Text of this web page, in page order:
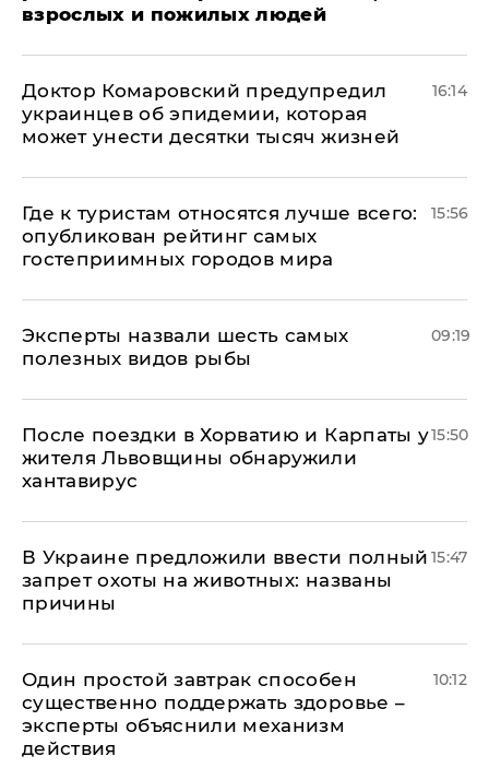
взрослых и пожилых людей
Доктор Комаровский предупредил
украинцев об эпидемии, которая
может унести десятки тысяч жизней
16:14
Где к туристам относятся лучше всего:
опубликован рейтинг самых
гостеприимных городов мира
15:56
Эксперты назвали шесть самых
полезных видов рыбы
09:19
После поездки в Хорватию и Карпаты у
жителя Львовщины обнаружили
хантавирус
15:50
В Украине предложили ввести полный
запрет охоты на животных: названы
причины
15:47
Один простой завтрак способен
существенно поддержать здоровье –
эксперты объяснили механизм
действия
10:12